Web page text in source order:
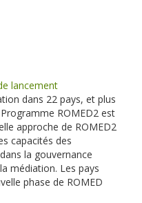
lancement
dans 22 pays, et plus
ROMED2 est
approche de ROMED2
capacités des
la gouvernance
médiation. Les pays
phase de ROMED